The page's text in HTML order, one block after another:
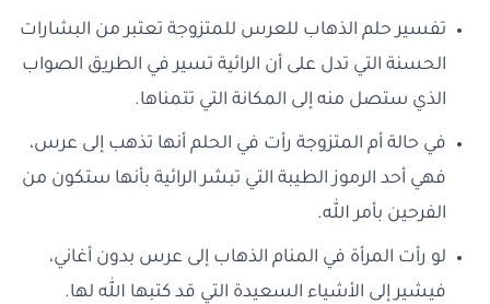
تفسير حلم الذهاب للعرس للمتزوجة تعتبر من البشارات
الحسنة التي تدل على أن الرائية تسير في الطريق الصواب
الذي ستصل منه إلى المكانة التي تتمناها.
في حالة أم المتزوجة رأت في الحلم أنها تذهب إلى عرس،
فهي أحد الرموز الطيبة التي تبشر الرائية بأنها ستكون من
الفرحين بأمر الله.
لو رأت المرأة في المنام الذهاب إلى عرس بدون أغاني،
فيشير إلى الأشياء السعيدة التي قد كتبها الله لها.